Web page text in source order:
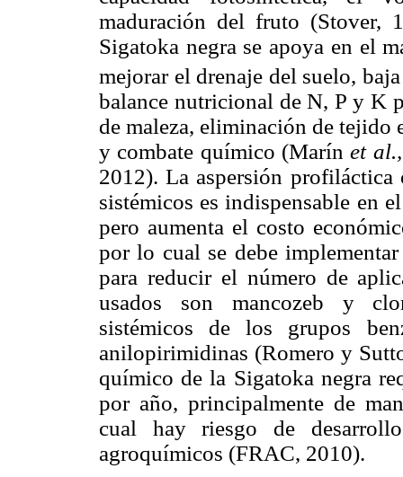
maduración del fruto (Stover,
Sigatoka negra se apoya en el
mejorar el drenaje del suelo,
balance nutricional de N, P y K
de maleza, eliminación de tejido
y combate químico (Marínet
2012). La aspersión
sistémicos es indispensable en
pero aumenta el costo
por lo cual se debe
para reducir el número de
usados son mancozeb y
sistémicos de los grupos
anilopirimidinas (Romero y
químico de la Sigatoka negra
por año, principalmente de
cual hay riesgo de
agroquímicos (FRAC, 2010).